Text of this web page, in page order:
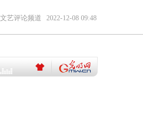
艺评论频道 2022-12-08 09:48